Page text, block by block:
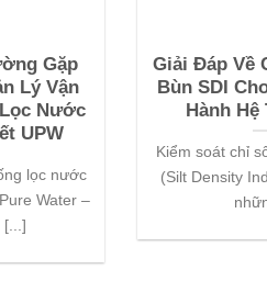
Gặp
Lý Vận
Nước
UPW
lọc nước
Water –
[...]
Giải Đáp Về
Bùn SDI
Hành Hệ
Kiểm soát chỉ
(Silt Density